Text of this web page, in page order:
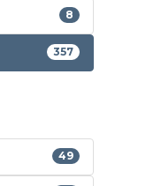
8
357
49